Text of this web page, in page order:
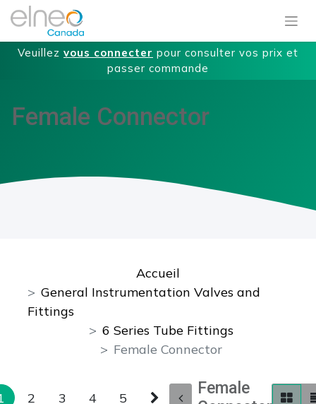
Veuillez vous connecter pour consulter vos prix et
passer commande
Female Connector
Accueil
General Instrumentation Valves and
Fittings
6 Series Tube Fittings
Female Connector
2 3 4 5
Female